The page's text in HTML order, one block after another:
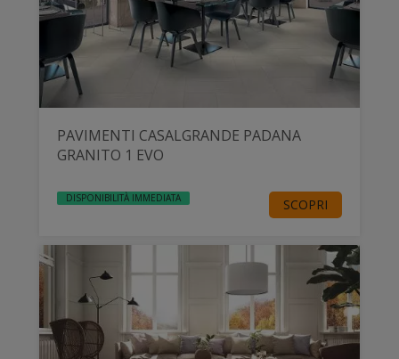
PAVIMENTI CASALGRANDE PADANA
GRANITO 1 EVO
DISPONIBILITÀ IMMEDIATA SCOPRI